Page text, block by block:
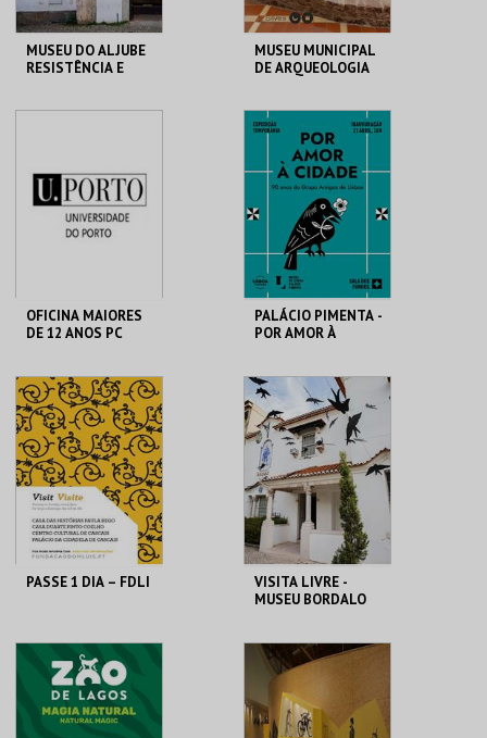
MUSEU DO ALJUBE
RESISTÊNCIA E
MAIS INFO
COMPRAR
MUSEU MUNICIPAL
DE ARQUEOLOGIA
MUSEU MUNIC. ARQ.
SILVES
MAIS INFO
COMPRAR
OFICINA MAIORES
DE 12 ANOS PC
MHNC-UP - POLO
CENTRAL
MAIS INFO
COMPRAR
PALÁCIO PIMENTA -
POR AMOR À
ML - PALÁCIO
PIMENTA
MAIS INFO
COMPRAR
PASSE 1 DIA – FDLI
CENTRO CULTURAL
CASCAIS
MAIS INFO
VISITA LIVRE -
MUSEU BORDALO
MUSEU BORDALO
PINHEIRO
MAIS INFO